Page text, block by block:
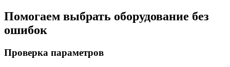
Помогаем выбрать оборудование без
ошибок
Проверка параметров